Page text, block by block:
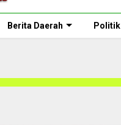
Berita Daerah Politik